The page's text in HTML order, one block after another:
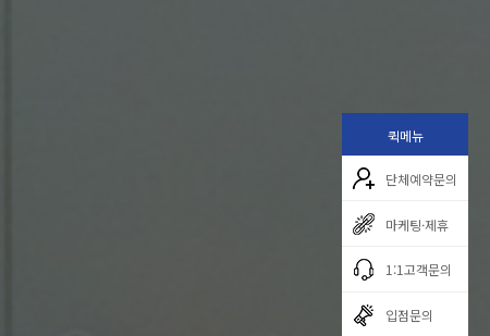
퀵메뉴
단체예약문의
마케팅·제휴
1:1고객문의
입점문의